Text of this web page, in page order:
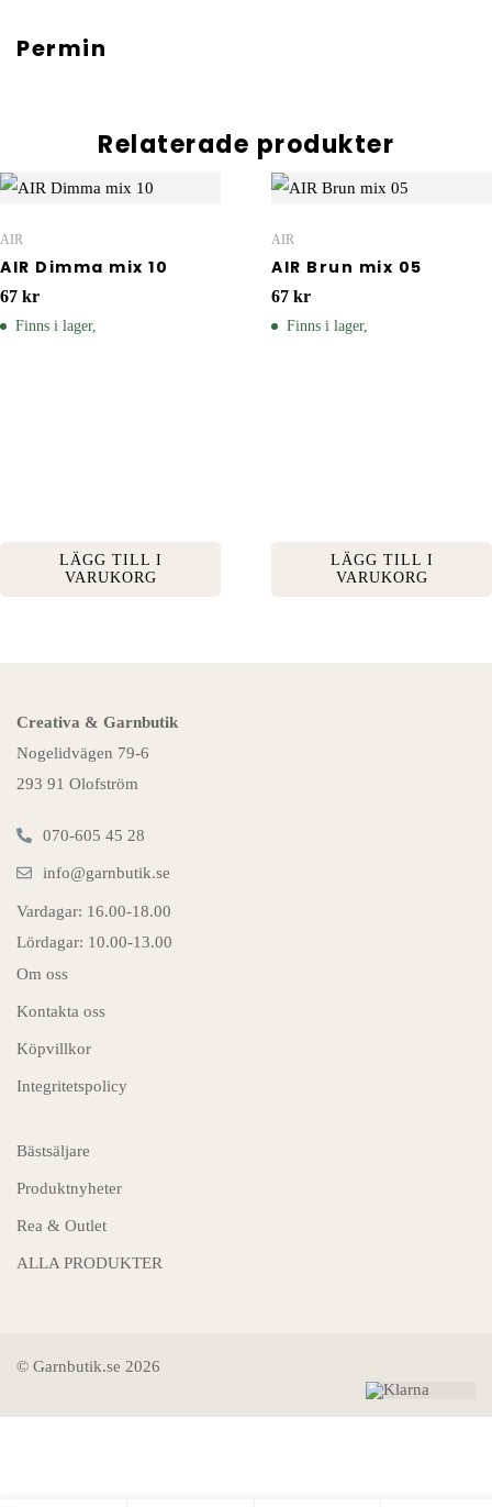
Permin
Relaterade produkter
AIR
AIR Dimma mix 10
67 kr
Finns i lager,
LÄGG TILL I
VARUKORG
AIR
AIR Brun mix 05
67 kr
Finns i lager,
LÄGG TILL I
VARUKORG
Creativa & Garnbutik
Nogelidvägen 79-6
293 91 Olofström
070-605 45 28
info@garnbutik.se
Vardagar: 16.00-18.00
Lördagar: 10.00-13.00
Om oss
Kontakta oss
Köpvillkor
Integritetspolicy
Bästsäljare
Produktnyheter
Rea & Outlet
ALLA PRODUKTER
© Garnbutik.se 2026